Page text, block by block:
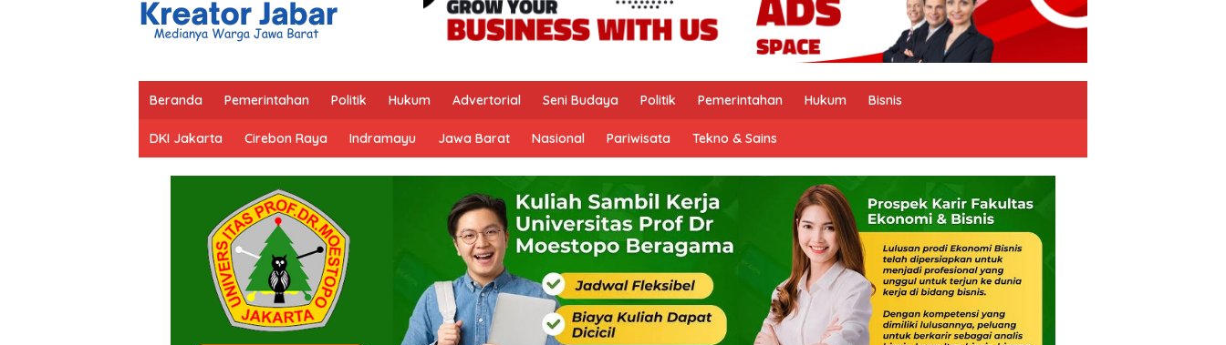
Beranda Pemerintahan Politik Hukum Advertorial Seni Budaya Politik Pemerintahan Hukum Bisnis
DKI Jakarta Cirebon Raya Indramayu Jawa Barat Nasional Pariwisata Tekno & Sains